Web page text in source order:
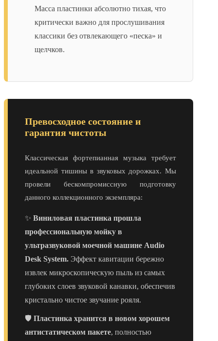
Масса пластинки абсолютно тихая, что
критически важно для прослушивания
классики без отвлекающего «песка» и
щелчков.
Превосходное состояние и
гарантия чистоты
Классическая фортепианная музыка требует
идеальной тишины в звуковых дорожках. Мы
провели бескомпромиссную подготовку
данного коллекционного экземпляра:
✨ Виниловая пластинка прошла
профессиональную мойку в
ультразвуковой моечной машине Audio
Desk System. Эффект кавитации бережно
извлек микроскопическую пыль из самых
глубоких слоев звуковой канавки, обеспечив
кристально чистое звучание рояля.
🛡️ Пластинка хранится в новом хорошем
антистатическом пакете, полностью